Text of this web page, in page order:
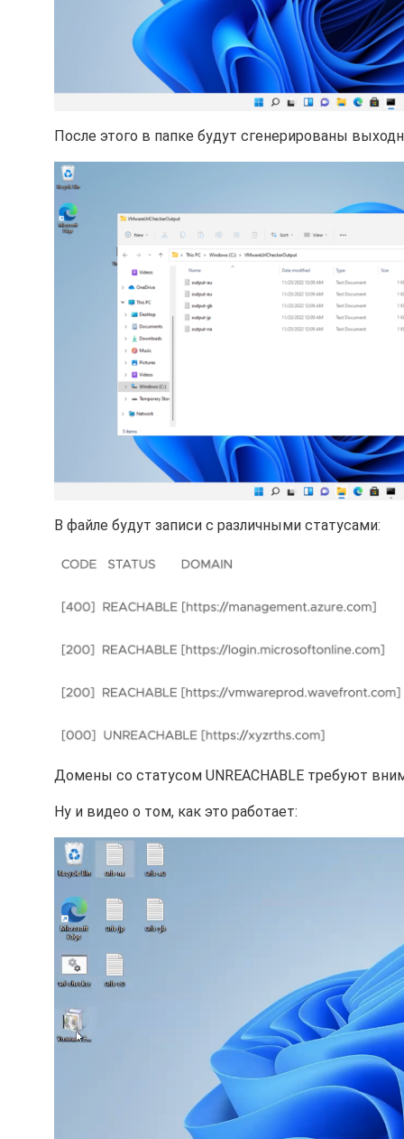
После этого в папке будут сгенерированы
В файле будут записи с различными статусами:
Домены со статусом UNREACHABLE требуют
Ну и видео о том, как это работает: